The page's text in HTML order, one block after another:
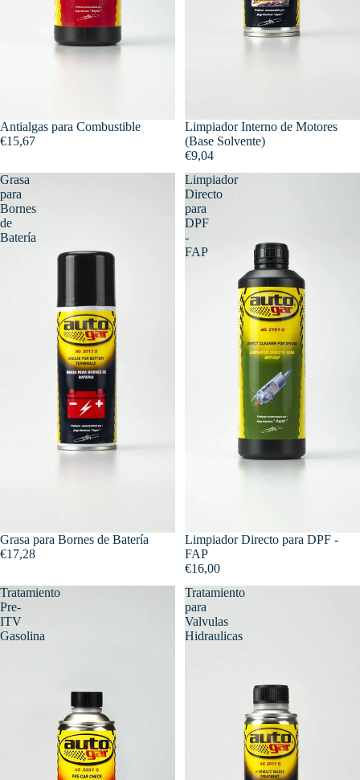
Antialgas para Combustible
€15,67
Limpiador Interno de Motores
(Base Solvente)
€9,04
Grasa
para
Bornes
de
Batería
Grasa para Bornes de Batería
€17,28
Limpiador
Directo
para
DPF
-
FAP
Limpiador Directo para DPF -
FAP
€16,00
Tratamiento
Pre-
ITV
Gasolina
Tratamiento
para
Valvulas
Hidraulicas